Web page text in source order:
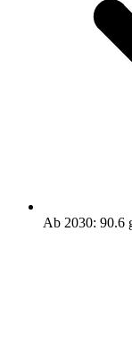
Ab 2030: 90.6